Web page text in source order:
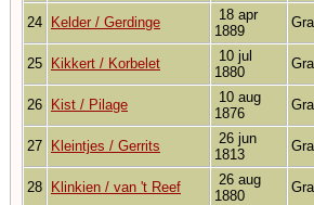
24 Kelder / Gerdinge
18 apr
1889
25 Kikkert / Korbelet
10 jul
1880
26 Kist / Pilage
10 aug
1876
27 Kleintjes / Gerrits
26 jun
1813
28 Klinkien / van 't Reef
26 aug
1880